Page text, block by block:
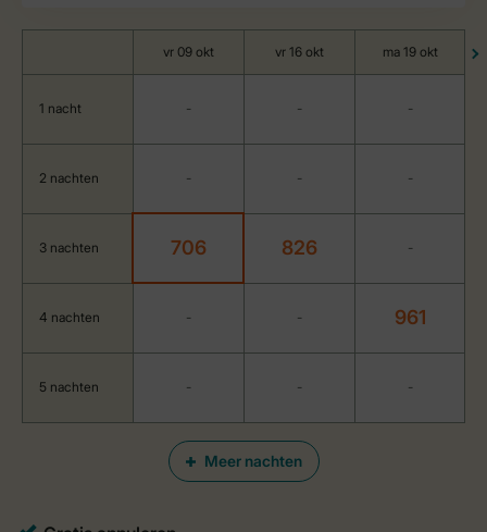
Meer nachten
vr 09 okt vr 16 okt ma 19 okt
1 nacht - - -
2 nachten - - -
3 nachten 706 826 -
4 nachten - - 961
5 nachten - - -